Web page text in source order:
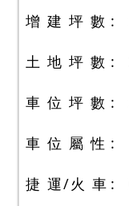
增 建 坪 數
土 地 坪 數
車 位 坪 數
車 位 屬 性
捷 運/火 車